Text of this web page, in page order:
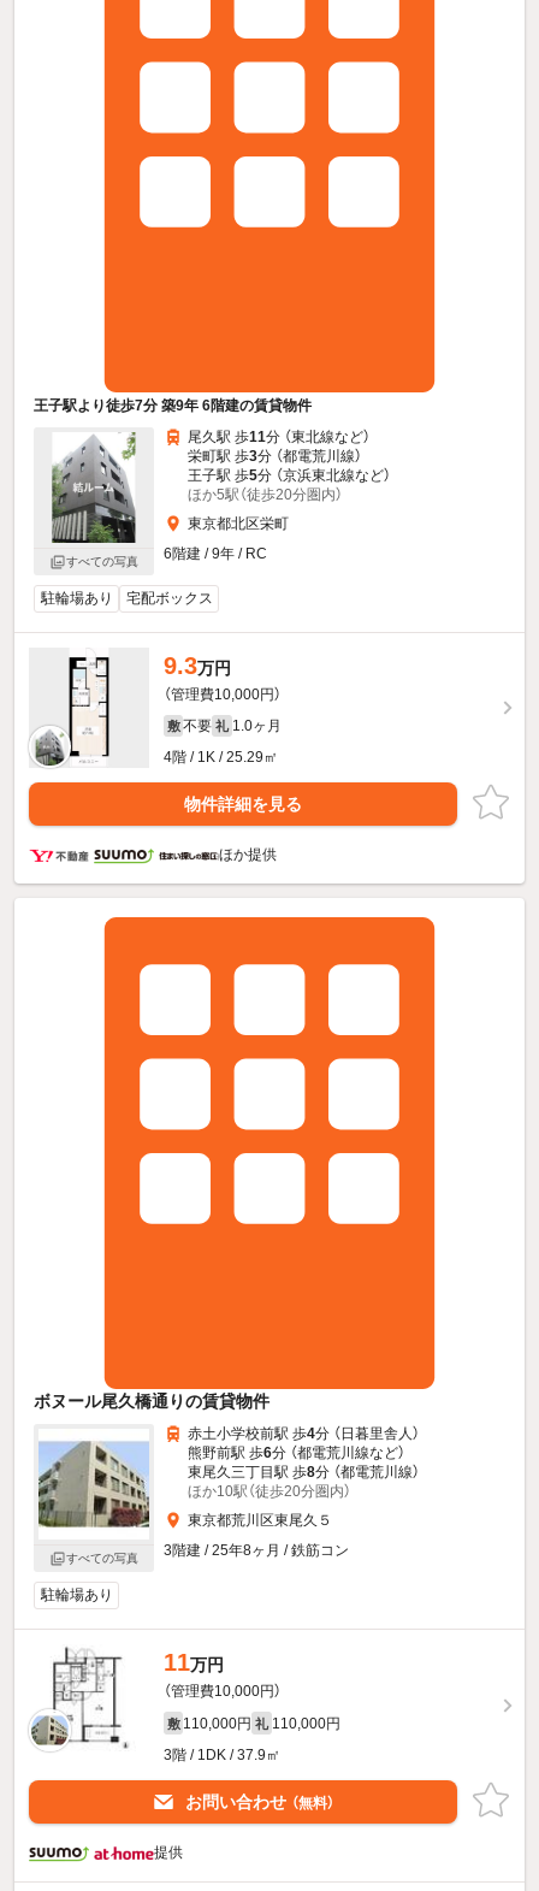
王子駅より徒歩7分 築9年 6階建の賃貸物件
すべての写真
尾久駅 歩11分 （東北線など）
栄町駅 歩3分 （都電荒川線）
王子駅 歩5分 （京浜東北線など）
ほか5駅（徒歩20分圏内）
東京都北区栄町
6階建 / 9年 / RC
駐輪場あり 宅配ボックス
9.3万円
（管理費10,000円）
敷 不要 礼 1.0ヶ月
4階 / 1K / 25.29㎡
物件詳細を見る
ほか提供
ボヌール尾久橋通りの賃貸物件
すべての写真
赤土小学校前駅 歩4分 （日暮里舎人）
熊野前駅 歩6分 （都電荒川線など）
東尾久三丁目駅 歩8分 （都電荒川線）
ほか10駅（徒歩20分圏内）
東京都荒川区東尾久５
3階建 / 25年8ヶ月 / 鉄筋コン
駐輪場あり
11万円
（管理費10,000円）
敷 110,000円 礼 110,000円
3階 / 1DK / 37.9㎡
お問い合わせ （無料）
提供